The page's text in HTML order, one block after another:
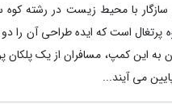
با محیط زیست در رشته کوه
پرتغال است که ایده طراحی آن را
به این کمپ، مسافران از یک پلکان
می آیند...